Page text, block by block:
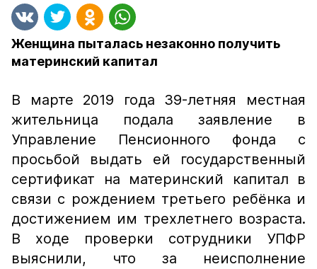
Женщина пыталась незаконно получить
материнский капитал
В марте 2019 года 39-летняя местная
жительница подала заявление в
Управление Пенсионного фонда с
просьбой выдать ей государственный
сертификат на материнский капитал в
связи с рождением третьего ребёнка и
достижением им трехлетнего возраста.
В ходе проверки сотрудники УПФР
выяснили, что за неисполнение